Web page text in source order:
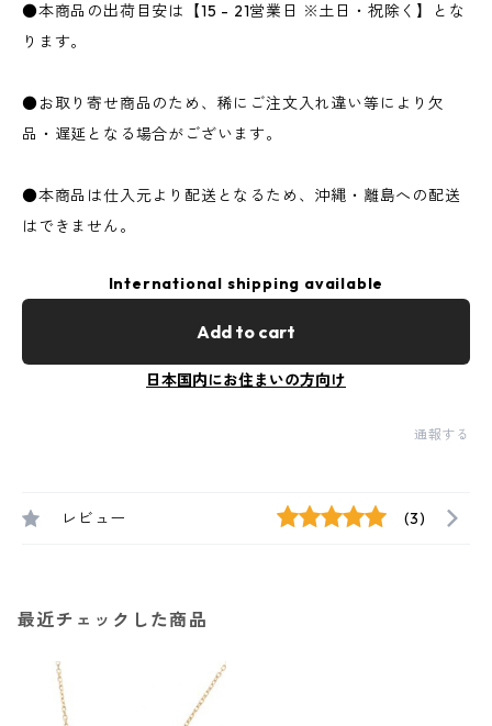
●本商品の出荷目安は【15 - 21営業日 ※土日・祝除く】とな
ります。
●お取り寄せ商品のため、稀にご注文入れ違い等により欠
品・遅延となる場合がございます。
●本商品は仕入元より配送となるため、沖縄・離島への配送
はできません。
International shipping available
Add to cart
日本国内にお住まいの方向け
通報する
レビュー (3)
最近チェックした商品